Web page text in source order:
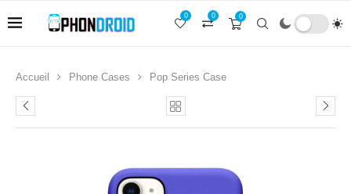
0
0
0
Accueil Phone Cases Pop Series Case